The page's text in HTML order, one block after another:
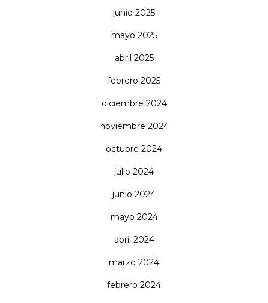
junio 2025
mayo 2025
abril 2025
febrero 2025
diciembre 2024
noviembre 2024
octubre 2024
julio 2024
junio 2024
mayo 2024
abril 2024
marzo 2024
febrero 2024